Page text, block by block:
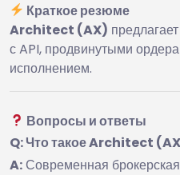
Краткое резюме
Architect (AX)
с API, продвинутыми
исполнением.
Вопросы и ответы
Q: Что такое Architect
A: Современная